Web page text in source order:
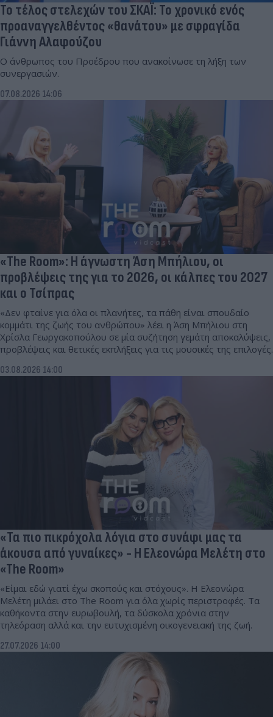
Το τέλος στελεχών του ΣΚΑΪ: Το χρονικό ενός
προαναγγελθέντος «θανάτου» με σφραγίδα
Γιάννη Αλαφούζου
Ο άνθρωπος του Προέδρου που ανακοίνωσε τη λήξη των
συνεργασιών.
07.08.2026 14:06
«Τhe Room»: Η άγνωστη Άση Μπήλιου, οι
προβλέψεις της για το 2026, οι κάλπες του 2027
και ο Τσίπρας
«Δεν φταίνε για όλα οι πλανήτες, τα πάθη είναι σπουδαίο
κομμάτι της ζωής του ανθρώπου» λέει η Άση Μπήλιου στη
Χρίσλα Γεωργακοπούλου σε μία συζήτηση γεμάτη αποκαλύψεις,
προβλέψεις και θετικές εκπλήξεις για τις μουσικές της επιλογές.
03.08.2026 14:00
«Τα πιο πικρόχολα λόγια στο συνάφι μας τα
άκουσα από γυναίκες» - Η Ελεονώρα Μελέτη στο
«The Room»
«Είμαι εδώ γιατί έχω σκοπούς και στόχους». Η Ελεονώρα
Μελέτη μιλάει στο The Room για όλα χωρίς περιστροφές. Τα
καθήκοντα στην ευρωβουλή, τα δύσκολα χρόνια στην
τηλεόραση αλλά και την ευτυχισμένη οικογενειακή της ζωή.
27.07.2026 14:00